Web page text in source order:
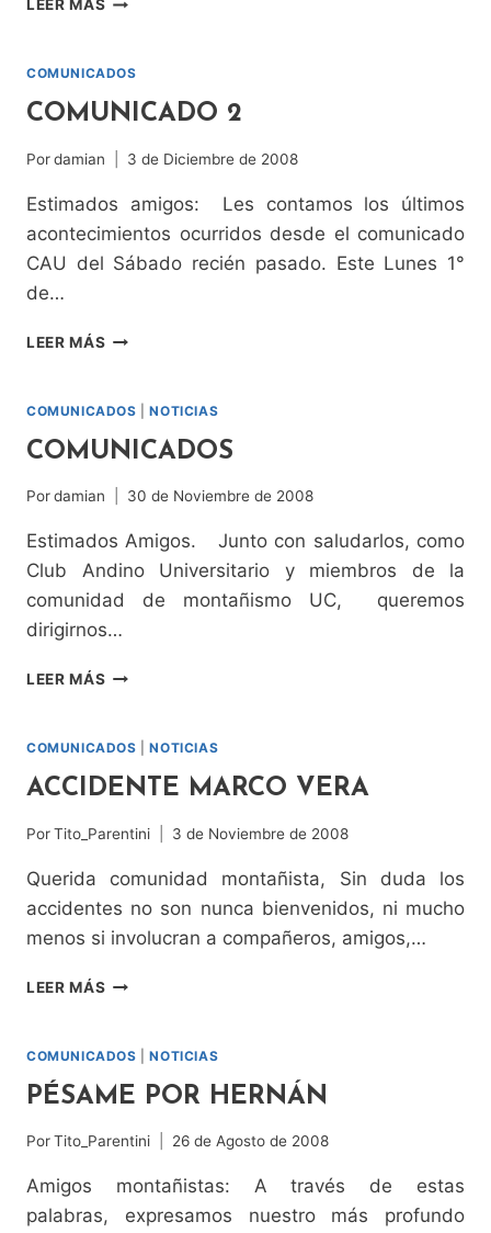
LEER MÁS
COMUNICADOS
COMUNICADO 2
Pordamian 3 de Diciembre de 2008
Estimados amigos: Les contamos los últimos
acontecimientos ocurridos desde el comunicado
CAU del Sábado recién pasado. Este Lunes 1°
de…
LEER MÁS COMUNICADO
COMUNICADOS |NOTICIAS
COMUNICADOS
Pordamian 30 de Noviembre de 2008
Estimados Amigos. Junto con saludarlos, como
Club Andino Universitario y miembros de la
comunidad de montañismo UC, queremos
dirigirnos…
LEER MÁS COMUNICADOS
COMUNICADOS |NOTICIAS
ACCIDENTE MARCO VERA
PorTito_Parentini 3 de Noviembre de 2008
Querida comunidad montañista, Sin duda los
accidentes no son nunca bienvenidos, ni mucho
menos si involucran a compañeros, amigos,…
LEER MÁS ACCIDENTE
COMUNICADOS |NOTICIAS
PÉSAME POR HERNÁN
PorTito_Parentini 26 de Agosto de 2008
Amigos montañistas: A través de estas
palabras, expresamos nuestro más profundo